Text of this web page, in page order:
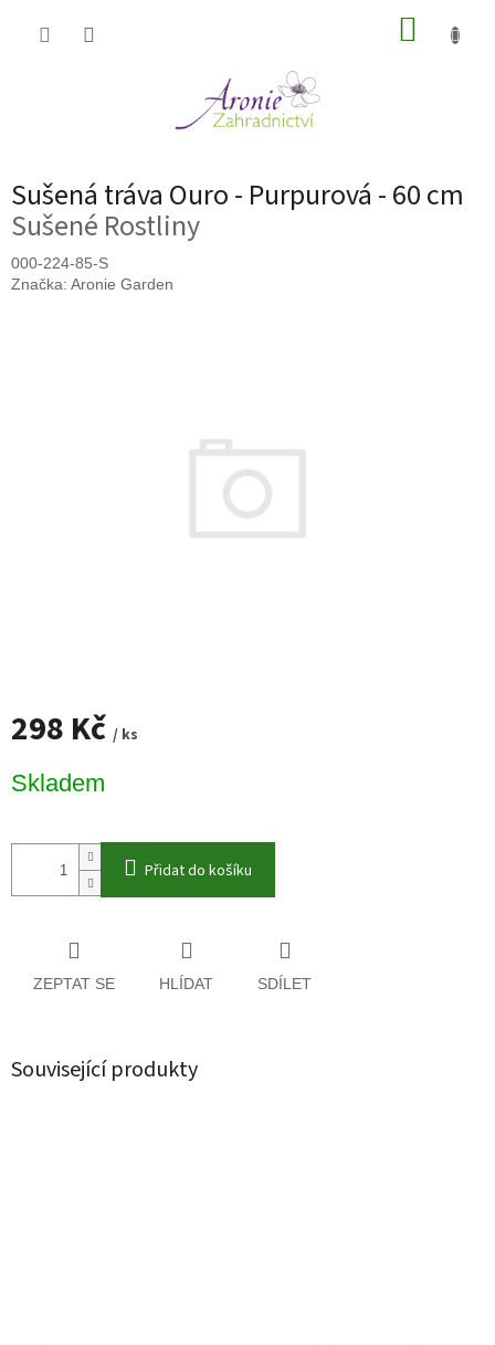
Sušená tráva Ouro - Purpurová - 60 cm
Sušené Rostliny
000-224-85-S
Značka: Aronie Garden
298 Kč / ks
cena:
Skladem
Přidat do košíku
ZEPTAT SE HLÍDAT SDÍLET
Související produkty